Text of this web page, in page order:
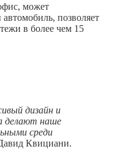
может
позволяет
в более чем 15
дизайн и
делают наше
среди
Квициани.